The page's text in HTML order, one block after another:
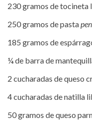
230 gramos de tocineta
250 gramos de pasta
185 gramos de
¼ de barra de
2 cucharadas de queso
4 cucharadas de natilla
50 gramos de queso